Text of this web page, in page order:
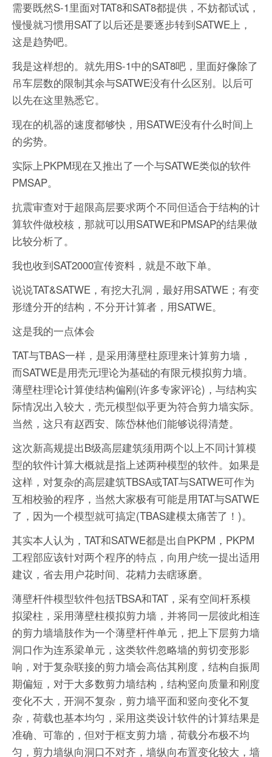
需要既然S-1里面对TAT8和SAT8都提供，不妨都试试，
慢慢就习惯用SAT了以后还是要逐步转到SATWE上，
这是趋势吧。
我是这样想的。就先用S-1中的SAT8吧，里面好像除了
吊车层数的限制其余与SATWE没有什么区别。以后可
以先在这里熟悉它。
现在的机器的速度都够快，用SATWE没有什么时间上
的劣势。
实际上PKPM现在又推出了一个与SATWE类似的软件
PMSAP。
抗震审查对于超限高层要求两个不同但适合于结构的计
算软件做校核，那就可以用SATWE和PMSAP的结果做
比较分析了。
我也收到SAT2000宣传资料，就是不敢下单。
说说TAT&SATWE，有挖大孔洞，最好用SATWE；有变
形缝分开的结构，不分开计算者，用SATWE。
这是我的一点体会
TAT与TBAS一样，是采用薄壁柱原理来计算剪力墙，
而SATWE是用壳元理论为基础的有限元模拟剪力墙。
薄壁柱理论计算使结构偏刚(许多专家评论)，与结构实
际情况出入较大，壳元模型似乎更为符合剪力墙实际。
当然，这只有赵西安、陈岱林他们能够说得清楚。
这次新高规提出B级高层建筑须用两个以上不同计算模
型的软件计算大概就是指上述两种模型的软件。如果是
这样，对复杂的高层建筑TBSA或TAT与SATWE可作为
互相校验的程序，当然大家极有可能是用TAT与SATWE
了，因为一个模型就可搞定(TBAS建模太痛苦了！)。
其实本人认为，TAT和SATWE都是出自PKPM，PKPM
工程部应该针对两个程序的特点，向用户统一提出适用
建议，省去用户花时间、花精力去瞎琢磨。
薄壁杆件模型软件包括TBSA和TAT，采有空间杆系模
拟梁柱，采用薄壁柱模拟剪力墙，并将同一层彼此相连
的剪力墙墙肢作为一个薄壁杆件单元，把上下层剪力墙
洞口作为连系梁单元，这类软件忽略墙的剪切变形影
响，对于复杂联接的剪力墙会高估其刚度，结构自振周
期偏短，对于大多数剪力墙结构，结构竖向质量和刚度
变化不大，开洞不复杂，剪力墙平面和竖向变化不复
杂，荷载也基本均匀，采用这类设计软件的计算结果是
准确、可靠的，但对于框支剪力墙，荷载分布极不均
匀，剪力墙纵向洞口不对齐，墙纵向布置变化较大，墙